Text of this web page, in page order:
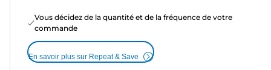
Vous décidez de la quantité et de la fréquence de votre
commande
En savoir plus sur Repeat & Save